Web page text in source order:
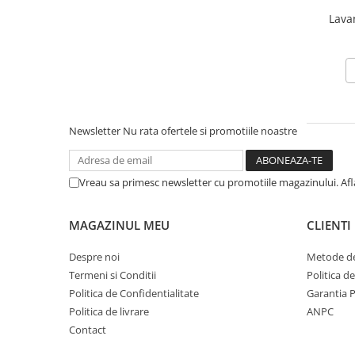
Newsletter Nu rata ofertele si promotiile noastre
Vreau sa primesc newsletter cu promotiile magazinului.
MAGAZINUL MEU
Despre noi
Termeni si Conditii
Politica de Confidentialitate
Politica de livrare
Contact
CLIENTI
Metode
Politica
Garantia
ANPC